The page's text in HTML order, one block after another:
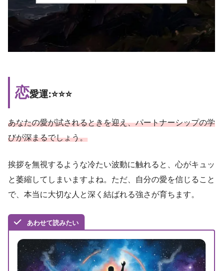
恋愛運:⭐️⭐️⭐️
あなたの愛が試されるときを迎え、パートナーシップの学
びが深まるでしょう。
挨拶を無視するような冷たい波動に触れると、心がキュッ
と萎縮してしまいますよね。ただ、自分の愛を信じること
で、本当に大切な人と深く結ばれる強さが育ちます。
あわせて読みたい